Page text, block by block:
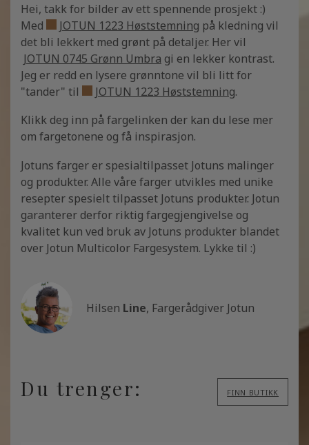
Hei, takk for bilder av ett spennende prosjekt :)
Med
JOTUN 1223 Høststemning på kledning vil
det bli lekkert med grønt på detaljer. Her vil
JOTUN 0745 Grønn Umbra gi en lekker kontrast.
Jeg er redd en lysere grønntone vil bli litt for
"tander" til
JOTUN 1223 Høststemning.
Klikk deg inn på fargelinken der kan du lese mer
om fargetonene og få inspirasjon.
Jotuns farger er spesialtilpasset Jotuns malinger
og produkter. Alle våre farger utvikles med unike
resepter spesielt tilpasset Jotuns produkter. Jotun
garanterer derfor riktig fargegjengivelse og
kvalitet kun ved bruk av Jotuns produkter blandet
over Jotun Multicolor Fargesystem. Lykke til :)
Hilsen Line, Fargerådgiver Jotun
Du trenger: FINN BUTIKK